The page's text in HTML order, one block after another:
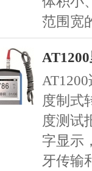
范围宽
度制式
度测试
字显示
牙传输